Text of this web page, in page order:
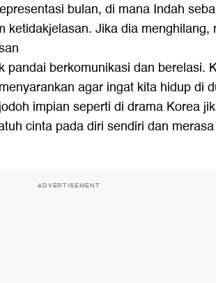
bulan, di mana Indah
ketidakjelasan. Jika dia menghilang,
pandai berkomunikasi dan berelasi.
agar ingat kita hidup di
impian seperti di drama Korea
cinta pada diri sendiri dan merasa
ADVERTISEMENT